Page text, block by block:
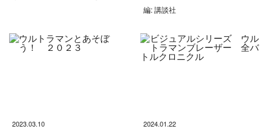
編: 講談社
2023.03.10 2024.01.22